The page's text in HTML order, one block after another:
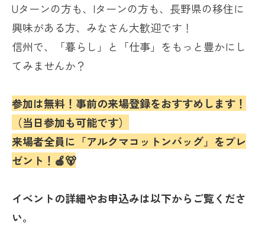
Uターンの方も、Iターンの方も、長野県の移住に
興味がある方、みなさん大歓迎です！
信州で、「暮らし」と「仕事」をもっと豊かにし
てみませんか？
参加は無料！事前の来場登録をおすすめします！
（当日参加も可能です）
来場者全員に「アルクマコットンバッグ」をプレ
ゼント！🍎🐻
イベントの詳細やお申込みは以下からご覧くださ
い。